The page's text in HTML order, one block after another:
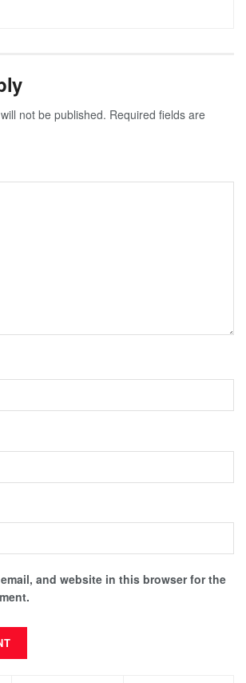
not be published. Required fields are
and website in this browser for the